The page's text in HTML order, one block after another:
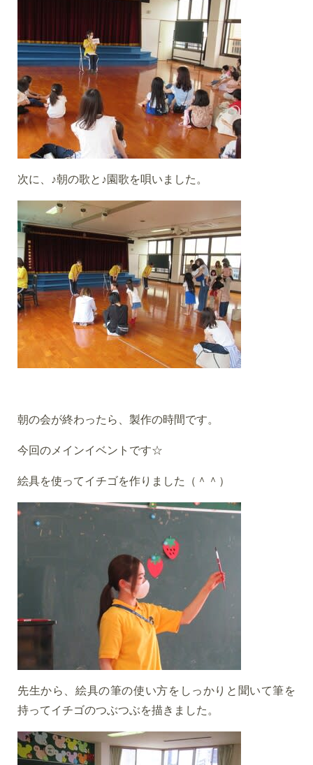
次に、♪朝の歌と♪園歌を唄いました。
朝の会が終わったら、製作の時間です。
今回のメインイベントです☆
絵具を使ってイチゴを作りました（＾＾）
先生から、絵具の筆の使い方をしっかりと聞いて筆を
持ってイチゴのつぶつぶを描きました。